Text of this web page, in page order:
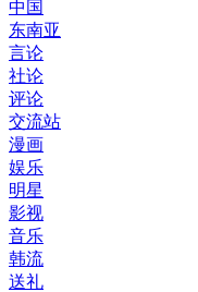
中国
东南亚
言论
社论
评论
交流站
漫画
娱乐
明星
影视
音乐
韩流
送礼